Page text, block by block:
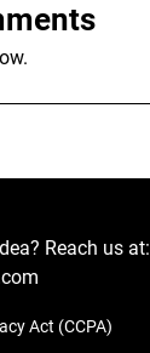
Reach us at:
Act (CCPA)